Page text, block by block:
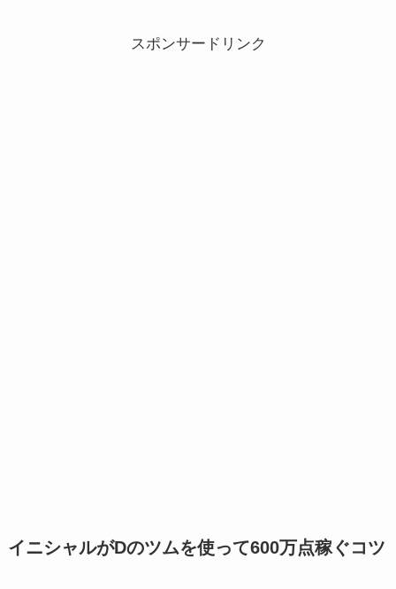
スポンサードリンク
イニシャルがDのツムを使って600万点稼ぐコツ